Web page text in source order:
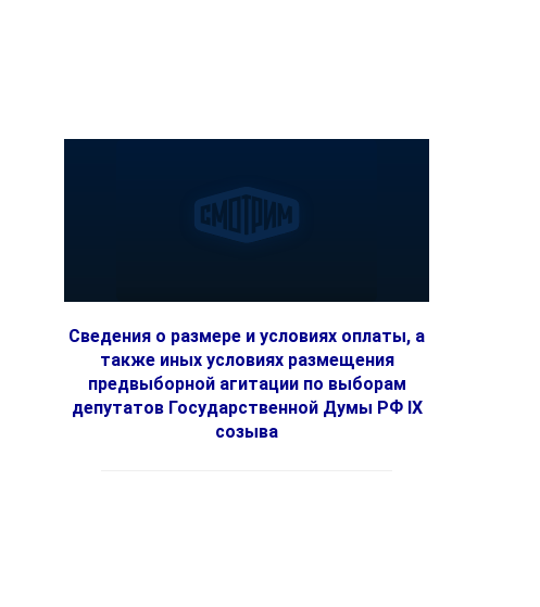
Сведения о размере и условиях оплаты, а
также иных условиях размещения
предвыборной агитации по выборам
депутатов Государственной Думы РФ IX
созыва